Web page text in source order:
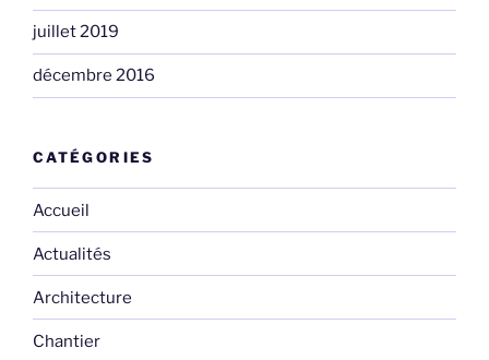
juillet 2019
décembre 2016
CATÉGORIES
Accueil
Actualités
Architecture
Chantier